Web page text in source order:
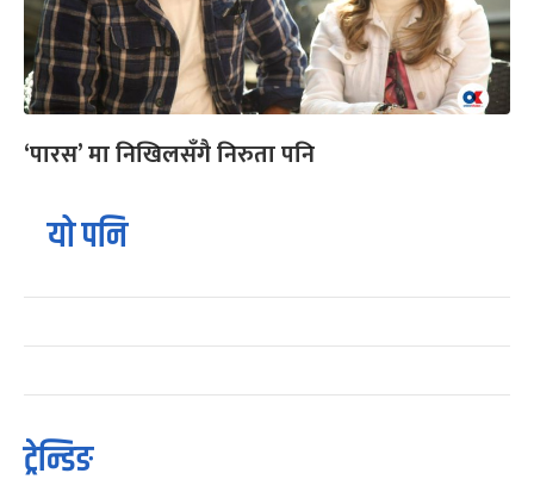
‘पारस’ मा निखिलसँगै निरुता पनि
यो पनि
ट्रेन्डिङ